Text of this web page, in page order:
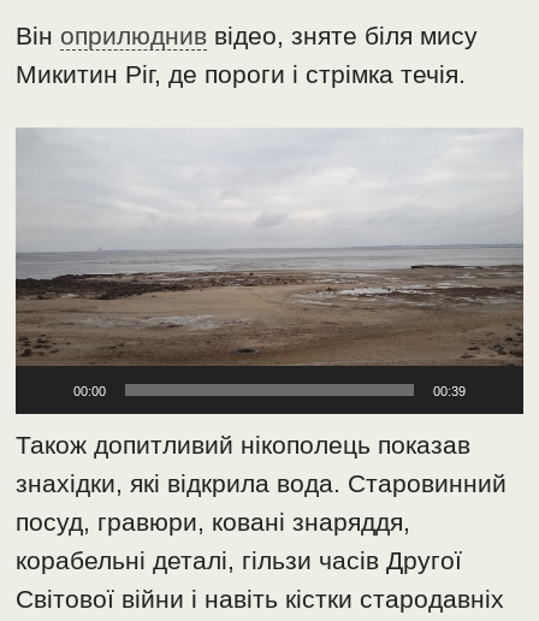
Він оприлюднив відео, зняте біля мису
Микитин Ріг, де пороги і стрімка течія.
00:00 00:39
Також допитливий нікополець показав
знахідки, які відкрила вода. Старовинний
посуд, гравюри, ковані знаряддя,
корабельні деталі, гільзи часів Другої
Світової війни і навіть кістки стародавніх